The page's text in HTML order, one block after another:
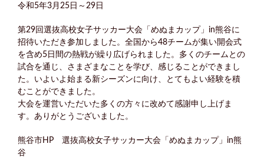
令和5年3月25日～29日
第29回選抜高校女子サッカー大会「めぬまカップ」in熊谷に
招待いただき参加しました。全国から48チームが集い開会式
を含め5日間の熱戦が繰り広げられました。多くのチームとの
試合を通じ、さまざまなことを学び、感じることができまし
た。いよいよ始まる新シーズンに向け、とてもよい経験を積
むことができました。
大会を運営いただいた多くの方々に改めて感謝申し上げま
す。ありがとうございました。
熊谷市HP 選抜高校女子サッカー大会「めぬまカップ」in熊
谷